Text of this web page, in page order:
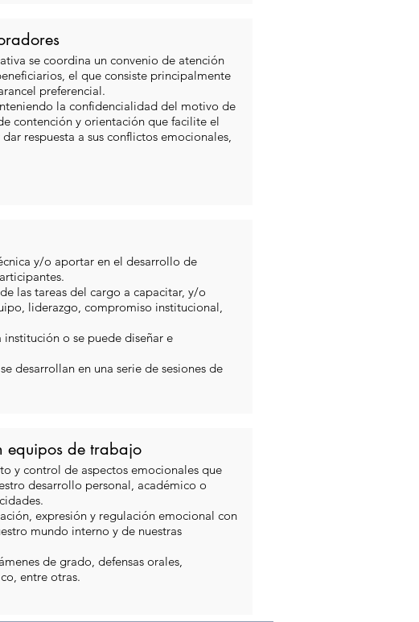
se coordina un convenio de atención
el que consiste principalmente
preferencial.
la confidencialidad del motivo de
contención y orientación que facilite el
respuesta a sus conflictos emocionales,
y/o aportar en el desarrollo de
las tareas del cargo a capacitar, y/o
liderazgo, compromiso institucional,
o se puede diseñar e
desarrollan en una serie de sesiones de
equipos de trabajo
y control de aspectos emocionales que
desarrollo personal, académico o
expresión y regulación emocional con
mundo interno y de nuestras
de grado, defensas orales,
entre otras.